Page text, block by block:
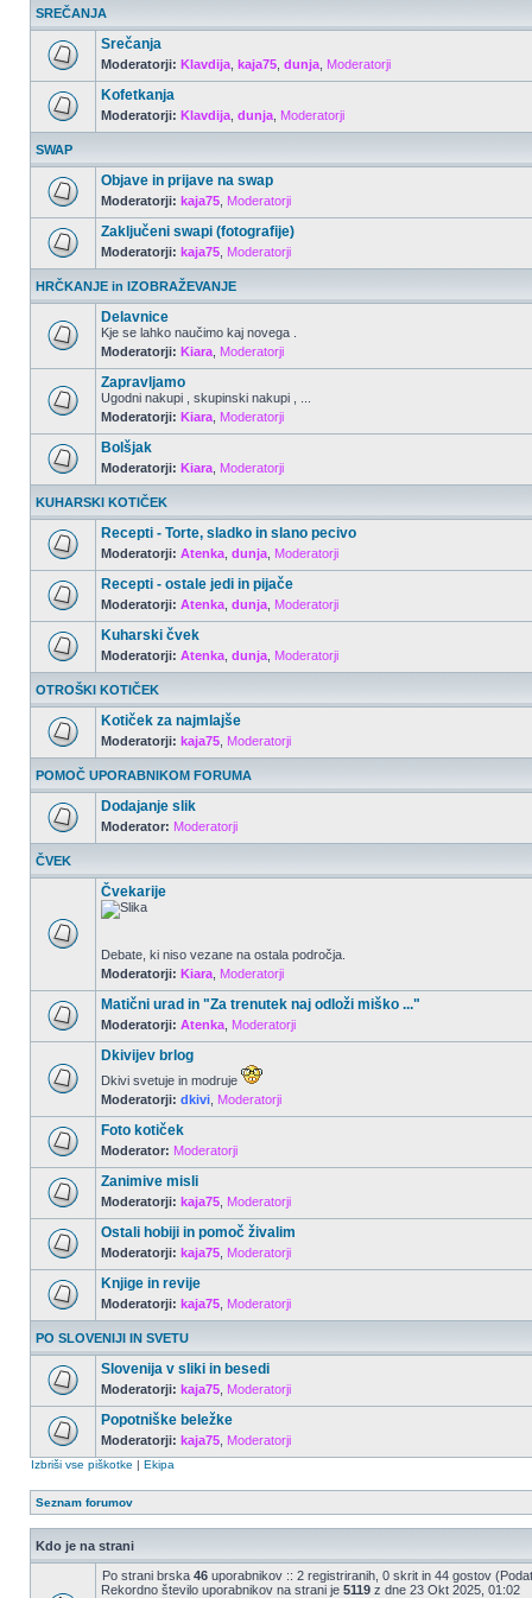
SREČANJA
Srečanja
Moderatorji: Klavdija kaja75 dunja Moderatorji
Kofetkanja
Moderatorji: Klavdija dunja Moderatorji
SWAP
Objave in prijave na swap
Moderatorji: kaja75 Moderatorji
Zaključeni swapi (fotografije)
Moderatorji: kaja75 Moderatorji
HRČKANJE in IZOBRAŽEVANJE
Delavnice
Kje se lahko naučimo kaj novega .
Moderatorji: Kiara Moderatorji
Zapravljamo
Ugodni nakupi , skupinski nakupi , ...
Moderatorji: Kiara Moderatorji
Bolšjak
Moderatorji: Kiara Moderatorji
KUHARSKI KOTIČEK
Recepti - Torte, sladko in slano pecivo
Moderatorji: Atenka dunja Moderatorji
Recepti - ostale jedi in pijače
Moderatorji: Atenka dunja Moderatorji
Kuharski čvek
Moderatorji: Atenka dunja Moderatorji
OTROŠKI KOTIČEK
Kotiček za najmlajše
Moderatorji: kaja75 Moderatorji
POMOČ UPORABNIKOM FORUMA
Dodajanje slik
Moderator: Moderatorji
ČVEK
Čvekarije
Debate, ki niso vezane na ostala področja.
Moderatorji: Kiara Moderatorji
Matični urad in "Za trenutek naj odloži miško ..."
Moderatorji: Atenka Moderatorji
Dkivijev brlog
Dkivi svetuje in modruje
Moderatorji: dkivi Moderatorji
Foto kotiček
Moderator: Moderatorji
Zanimive misli
Moderatorji: kaja75 Moderatorji
Ostali hobiji in pomoč živalim
Moderatorji: kaja75 Moderatorji
Knjige in revije
Moderatorji: kaja75 Moderatorji
PO SLOVENIJI IN SVETU
Slovenija v sliki in besedi
Moderatorji: kaja75 Moderatorji
Popotniške beležke
Moderatorji: kaja75 Moderatorji
Izbriši vse piškotke | Ekipa
Seznam forumov
Kdo je na strani
Po strani brska 46 uporabnikov :: 2 registriranih, 0 skrit in 44 gostov
Rekordno število uporabnikov na strani je 5119 z dne 23 Okt 2025, 01:02